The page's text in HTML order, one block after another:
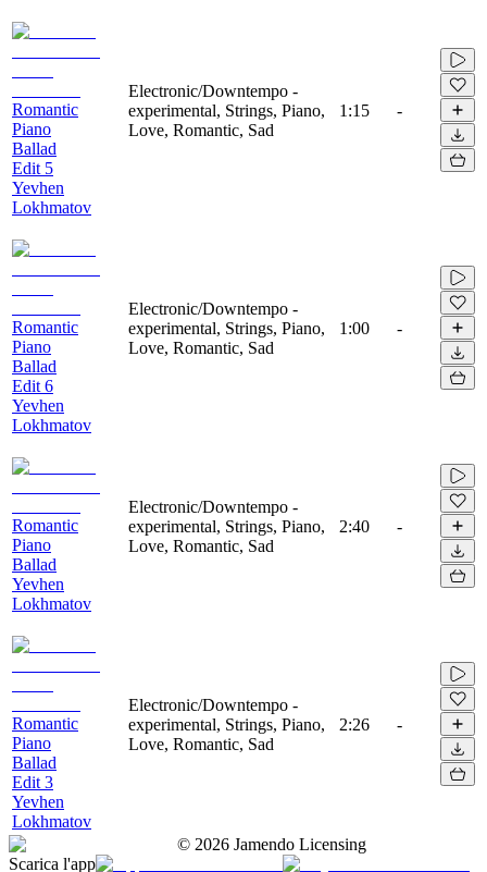
Romantic
Piano
Ballad
Edit 5
Yevhen
Lokhmatov
Electronic/Downtempo -
experimental, Strings, Piano,
Love, Romantic, Sad
1:15 -
Romantic
Piano
Ballad
Edit 6
Yevhen
Lokhmatov
Electronic/Downtempo -
experimental, Strings, Piano,
Love, Romantic, Sad
1:00 -
Romantic
Piano
Ballad
Yevhen
Lokhmatov
Electronic/Downtempo -
experimental, Strings, Piano,
Love, Romantic, Sad
2:40 -
Romantic
Piano
Ballad
Edit 3
Yevhen
Lokhmatov
Electronic/Downtempo -
experimental, Strings, Piano,
Love, Romantic, Sad
2:26 -
© 2026 Jamendo Licensing
Scarica l'app